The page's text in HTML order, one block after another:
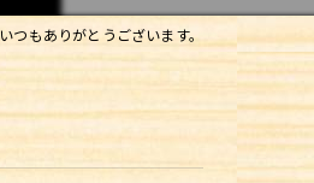
いつもありがとうございます。